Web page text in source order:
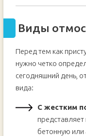
Виды
Перед тем как
нужно четко
сегодняшний день,
вида:
С жестким
бетонную или